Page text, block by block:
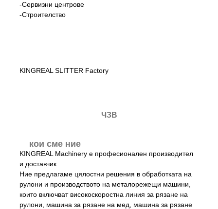
-Сервизни центрове
-Строителство
KINGREAL SLITTER Factory
ЧЗВ
кои сме ние
KINGREAL Machinery е професионален производител
и доставчик.
Ние предлагаме цялостни решения в обработката на
рулони и производството на металорежещи машини,
които включват високоскоростна линия за рязане на
рулони, машина за рязане на мед, машина за рязане